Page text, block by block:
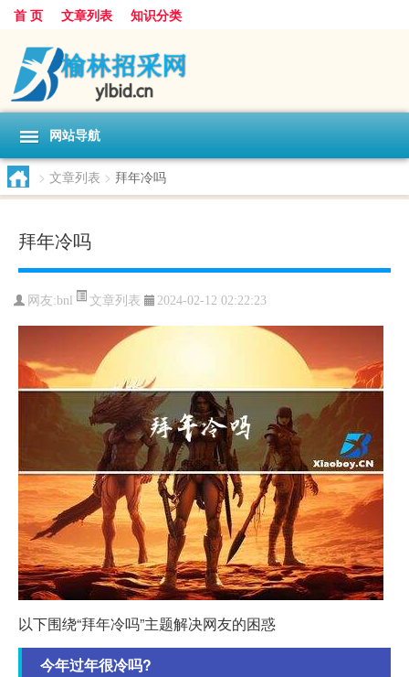
首 页 文章列表 知识分类
网站导航
> 文章列表 > 拜年冷吗
拜年冷吗
网友:bnl 文章列表 2024-02-12 02:22:23
以下围绕“拜年冷吗”主题解决网友的困惑
今年过年很冷吗?